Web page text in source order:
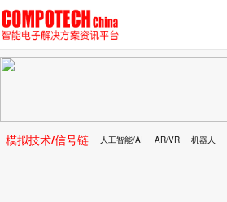
模拟技术/信号链 人工智能/AI AR/VR 机器人